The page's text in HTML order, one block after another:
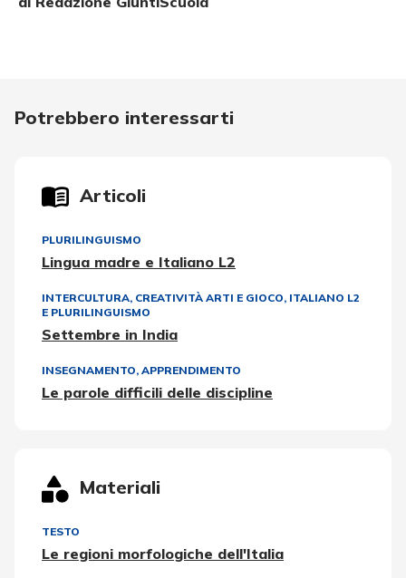
Potrebbero interessarti
Articoli
PLURILINGUISMO
Lingua madre e Italiano L2
INTERCULTURA, CREATIVITÀ ARTI E GIOCO, ITALIANO L2
E PLURILINGUISMO
Settembre in India
INSEGNAMENTO, APPRENDIMENTO
Le parole difficili delle discipline
Materiali
TESTO
Le regioni morfologiche dell'Italia